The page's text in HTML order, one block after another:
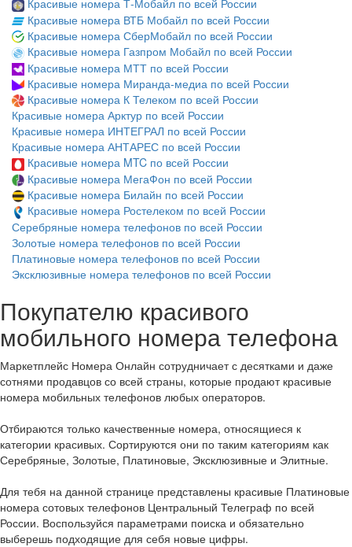
Красивые номера Т-Мобайл по всей России
Красивые номера ВТБ Мобайл по всей России
Красивые номера СберМобайл по всей России
Красивые номера Газпром Мобайл по всей России
Красивые номера МТТ по всей России
Красивые номера Миранда-медиа по всей России
Красивые номера К Телеком по всей России
Красивые номера Арктур по всей России
Красивые номера ИНТЕГРАЛ по всей России
Красивые номера АНТАРЕС по всей России
Красивые номера MTC по всей России
Красивые номера МегаФон по всей России
Красивые номера Билайн по всей России
Красивые номера Ростелеком по всей России
Серебряные номера телефонов по всей России
Золотые номера телефонов по всей России
Платиновые номера телефонов по всей России
Эксклюзивные номера телефонов по всей России
Покупателю красивого
мобильного номера телефона
Маркетплейс Номера Онлайн сотрудничает с десятками и даже
сотнями продавцов со всей страны, которые продают красивые
номера мобильных телефонов любых операторов.
Отбираются только качественные номера, относящиеся к
категории красивых. Сортируются они по таким категориям как
Серебряные, Золотые, Платиновые, Эксклюзивные и Элитные.
Для тебя на данной странице представлены красивые Платиновые
номера сотовых телефонов Центральный Телеграф по всей
России. Воспользуйся параметрами поиска и обязательно
выберешь подходящие для себя новые цифры.